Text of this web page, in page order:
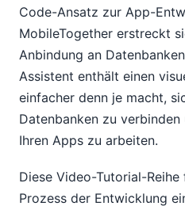
Code-Ansatz zur App-
MobileTogether erstreckt
Anbindung an
Assistent enthält einen
einfacher denn je macht,
Datenbanken zu
Ihren Apps zu arbeiten.
Diese Video-Tutorial-
Prozess der Entwicklung